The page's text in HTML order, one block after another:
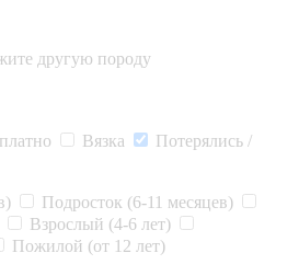
другую породу
Вязка
Потерялись /
Подросток (6-11 месяцев)
Взрослый (4-6 лет)
Пожилой (от 12 лет)